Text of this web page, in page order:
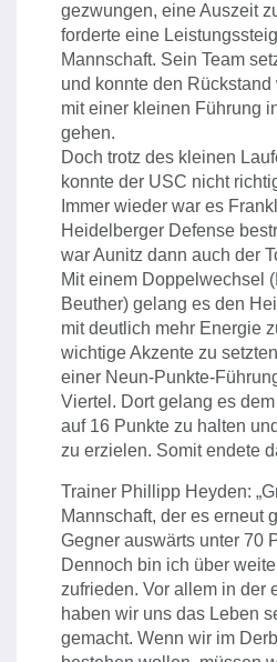
gezwungen, eine Auszeit
forderte eine
Mannschaft. Sein Team
und konnte den
mit einer kleinen Führung
gehen.
Doch trotz des kleinen
konnte der USC nicht
Immer wieder war es
Heidelberger Defense
war Aunitz dann auch der
Mit einem Doppelwechsel
Beuther) gelang es den
mit deutlich mehr Energie
wichtige Akzente zu
einer Neun-Punkte-
Viertel. Dort gelang es
auf 16 Punkte zu halten
zu erzielen. Somit endete
Trainer Phillipp Heyden:
Mannschaft, der es erneut
Gegner auswärts unter 70
Dennoch bin ich über
zufrieden. Vor allem in der
haben wir uns das Leben
gemacht. Wenn wir im